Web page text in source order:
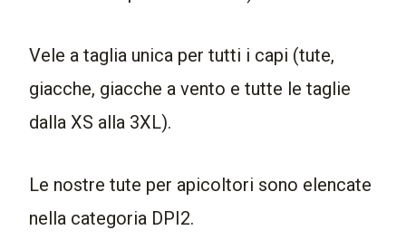
Vele a taglia unica per tutti i capi (tute,
giacche, giacche a vento e tutte le taglie
dalla XS alla 3XL).
Le nostre tute per apicoltori sono elencate
nella categoria DPI2.